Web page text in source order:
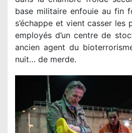
base militaire enfouie au fin
s’échappe et vient casser les
employés d’un centre de
ancien agent du
nuit… de merde.